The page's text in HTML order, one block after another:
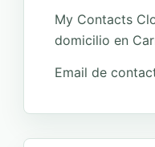
My Contacts
domicilio en
Email de